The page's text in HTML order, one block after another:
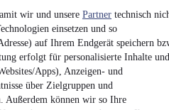
wir und unsere Partner technisch
einsetzen und so
auf Ihrem Endgerät speichern
erfolgt für personalisierte Inhalte und
Apps), Anzeigen- und
über Zielgruppen und
Außerdem können wir so Ihre
Kontakt